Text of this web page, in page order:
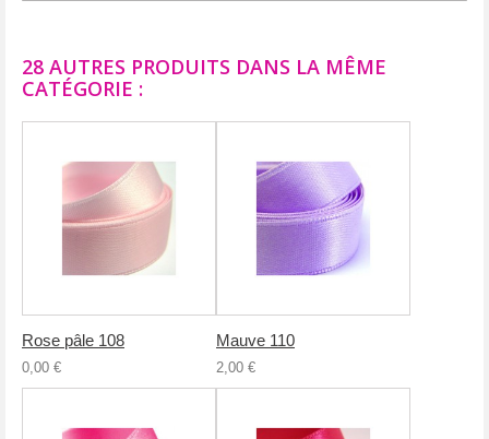
28 AUTRES PRODUITS DANS LA MÊME
CATÉGORIE :
Rose pâle 108
0,00 €
Mauve 110
2,00 €